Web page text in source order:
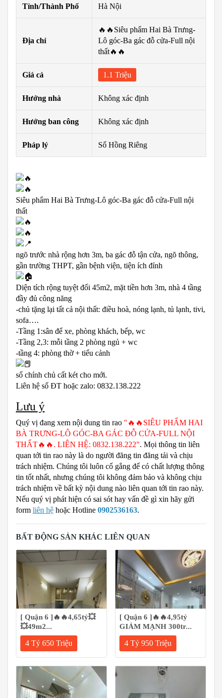
Tỉnh/Thành Phố Hà Nội
Địa chỉ
🔥🔥Siêu phẩm Hai Bà Trưng-
Lô góc-Ba gác đỗ cửa-Full nội
thất🔥🔥
Giá cả 1.1 Triệu
Hướng nhà Không xác định
Hướng ban công Không xác định
Pháp lý Sổ Hồng Riêng
Siêu phẩm Hai Bà Trưng-Lô góc-Ba gác đỗ cửa-Full nội
thất
ngõ trước nhà rộng hơn 3m, ba gác đỗ tận cửa, ngõ thông,
gần trường THPT, gần bệnh viện, tiện ích đỉnh
Diện tích rộng tuyệt đối 45m2, mặt tiền hơn 3m, nhà 4 tầng
đầy đủ công năng
-chủ tặng lại tất cả nội thất: điều hoà, nóng lạnh, tủ lạnh, tivi,
sofa….
-Tầng 1:sân để xe, phòng khách, bếp, wc
-Tầng 2,3: mỗi tầng 2 phòng ngủ + wc
-tầng 4: phòng thờ + tiểu cảnh
sổ chính chủ cất két cho mới.
Liên hệ số ĐT hoặc zalo: 0832.138.222
Lưu ý
Quý vị đang xem nội dung tin rao "🔥🔥SIÊU PHẨM HAI
BÀ TRƯNG-LÔ GÓC-BA GÁC ĐỖ CỬA-FULL NỘI
THẤT🔥🔥. LIÊN HỆ: 0832.138.222". Mọi thông tin liên
quan tới tin rao này là do người đăng tin đăng tải và chịu
trách nhiệm. Chúng tôi luôn cố gắng để có chất lượng thông
tin tốt nhất, nhưng chúng tôi không đảm bảo và không chịu
trách nhiệm về bất kỳ nội dung nào liên quan tới tin rao này.
Nếu quý vị phát hiện có sai sót hay vấn đề gì xin hãy gửi
form liên hệ hoặc Hotline 0902536163.
BẤT ĐỘNG SẢN KHÁC LIÊN QUAN
[ Quận 6 ]🔥🔥4,65tỷ💥
💥49m2...
4 Tỷ 650 Triệu
[ Quận 6 ]🔥🔥4,95tỷ
GIẢM MẠNH 300tr...
4 Tỷ 950 Triệu